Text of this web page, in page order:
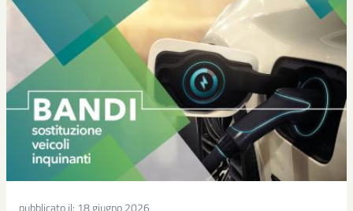
pubblicato il: 18 giugno 2026